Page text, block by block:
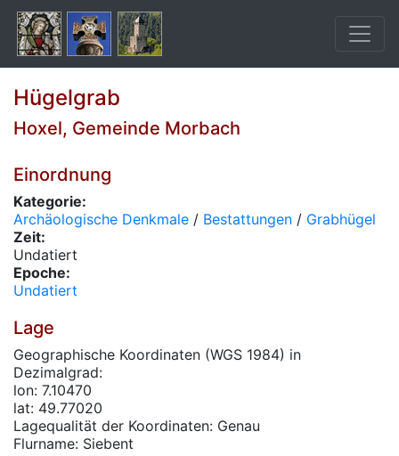
Hügelgrab
Hoxel, Gemeinde Morbach
Einordnung
Kategorie:
Archäologische Denkmale / Bestattungen / Grabhügel
Zeit:
Undatiert
Epoche:
Undatiert
Lage
Geographische Koordinaten (WGS 1984) in
Dezimalgrad:
lon: 7.10470
lat: 49.77020
Lagequalität der Koordinaten: Genau
Flurname: Siebent